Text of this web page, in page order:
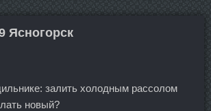
Ясногорск
залить холодным рассолом
новый?